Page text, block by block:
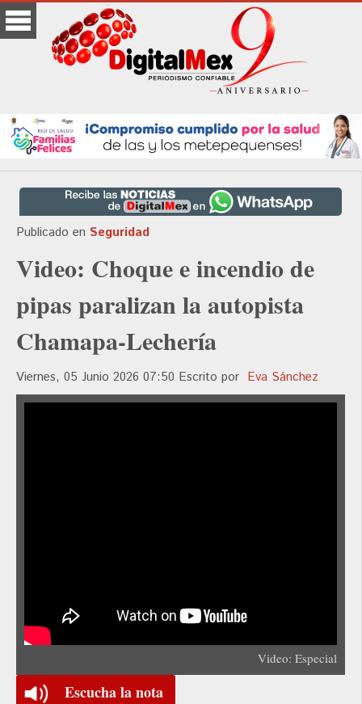
Publicado en Seguridad
Video: Choque e incendio de
pipas paralizan la autopista
Chamapa-Lechería
Viernes, 05 Junio 2026 07:50 Escrito por Eva Sánchez
Video: Especial
Escucha la nota